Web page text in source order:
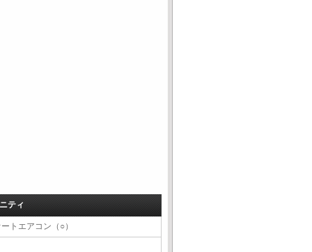
ティ
トエアコン（○）